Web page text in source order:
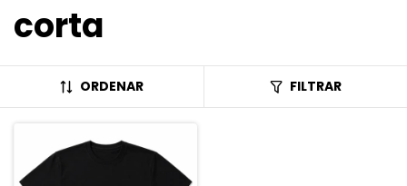
corta
ORDENAR FILTRAR